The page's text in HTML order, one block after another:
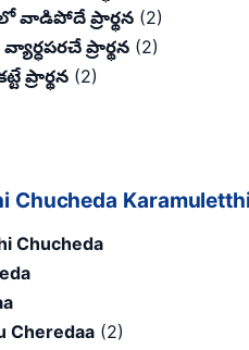
వాడిపోదే ప్రార్థన (2)
ప్రార్థన (2)
ప్రార్థన (2)
Chucheda
Chucheda
Cheredaa (2)